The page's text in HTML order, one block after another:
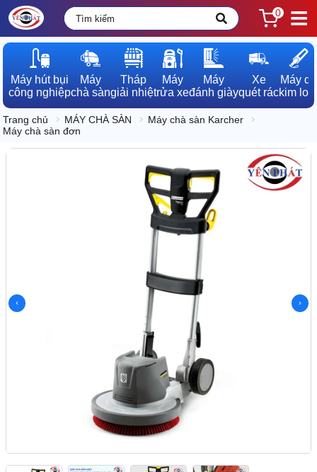
0
Máy hút bụi
công nghiệp
Máy
chà sàn
Tháp
giải nhiệt
Máy
rửa xe
Máy
đánh giày
Xe
quét rác
Máy dò
kim loại
Trang chủ MÁY CHÀ SÀN
Máy chà sàn Karcher
Máy chà sàn đơn